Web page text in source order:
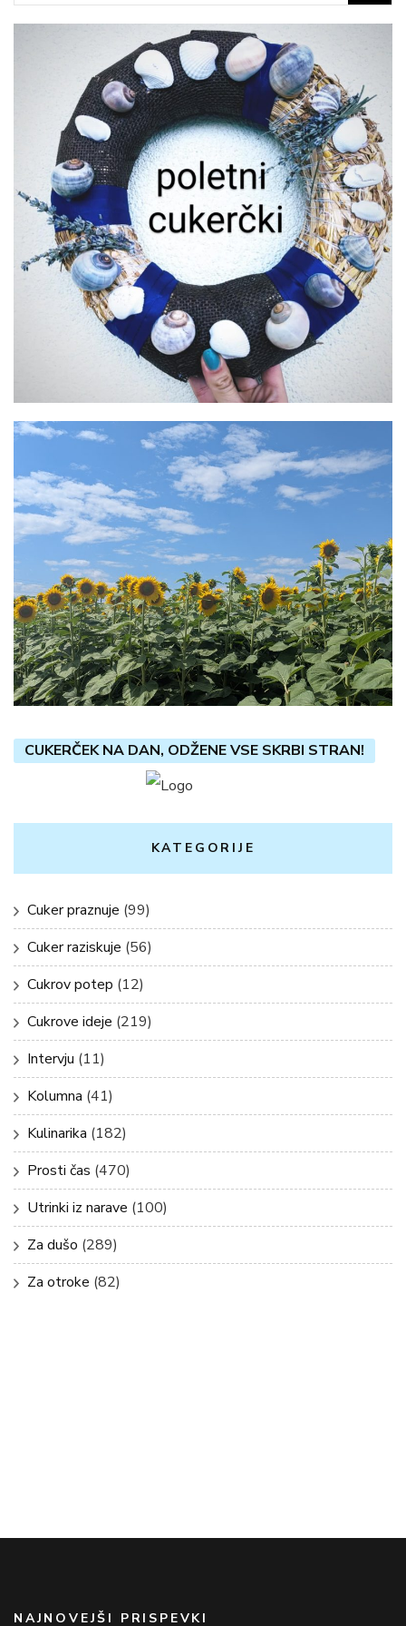
CUKERČEK NA DAN, ODŽENE VSE SKRBI STRAN!
KATEGORIJE
Cuker praznuje (99)
Cuker raziskuje (56)
Cukrov potep (12)
Cukrove ideje (219)
Intervju (11)
Kolumna (41)
Kulinarika (182)
Prosti čas (470)
Utrinki iz narave (100)
Za dušo (289)
Za otroke (82)
NAJNOVEJŠI PRISPEVKI